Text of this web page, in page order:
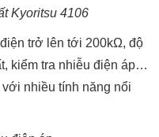
Kyoritsu 4106
trở lên tới 200kΩ, độ
kiểm tra nhiễu điện áp…
nhiều tính năng nổi